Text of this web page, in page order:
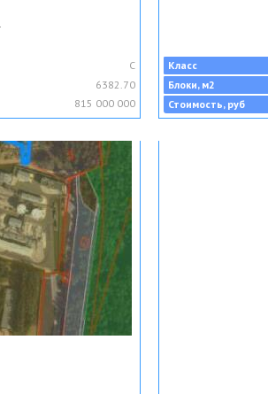
C
6382.70
815 000 000
Класс
Блоки, м2
Стоимость, руб